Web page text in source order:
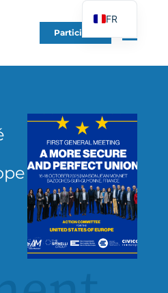
Participer
FR
EN
DE
PT
PL
UK